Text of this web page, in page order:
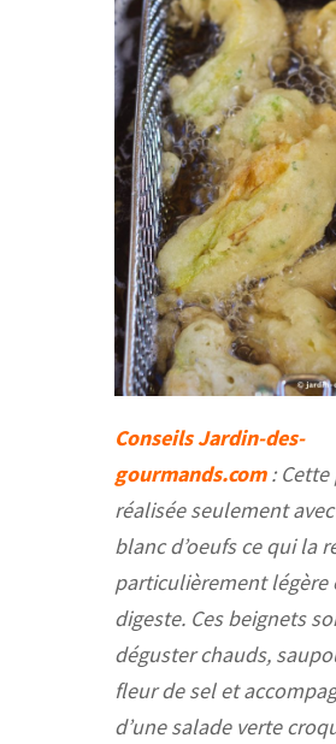
Conseils Jardin-des-
gourmands.com :
réalisée seulement
blanc d’oeufs ce qui la
particulièrement légère
digeste. Ces beignets
déguster chauds,
fleur de sel et
d’une salade verte